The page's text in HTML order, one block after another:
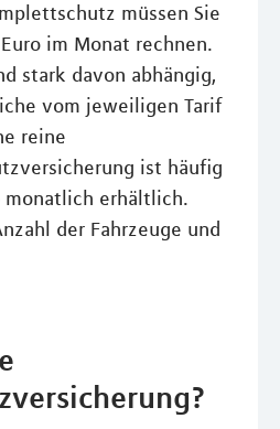
müssen Sie
im Monat rechnen.
stark davon abhängig,
vom jeweiligen Tarif
reine
ist häufig
monatlich erhältlich.
der Fahrzeuge und